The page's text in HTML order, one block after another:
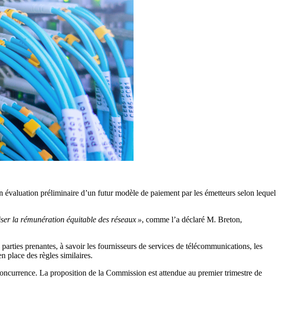
préliminaire d’un futur modèle de paiement par les émetteurs selon lequel
la rémunération équitable des réseaux », comme l’a déclaré M. Breton,
prenantes, à savoir les fournisseurs de services de télécommunications, les
place des règles similaires.
La proposition de la Commission est attendue au premier trimestre de